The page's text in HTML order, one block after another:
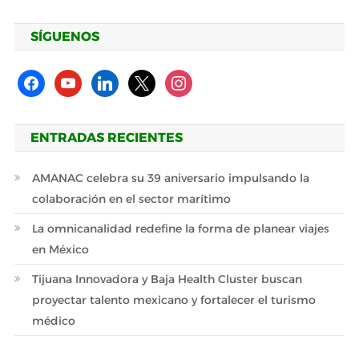
SÍGUENOS
facebookyoutubelinkedin
x instagram
ENTRADAS RECIENTES
AMANAC celebra su 39 aniversario impulsando la
colaboración en el sector marítimo
La omnicanalidad redefine la forma de planear viajes
en México
Tijuana Innovadora y Baja Health Cluster buscan
proyectar talento mexicano y fortalecer el turismo
médico